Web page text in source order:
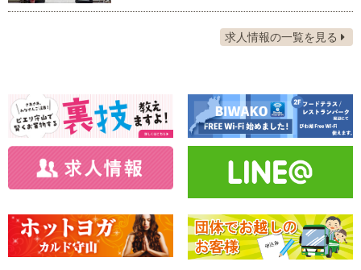
求人情報の一覧を見る